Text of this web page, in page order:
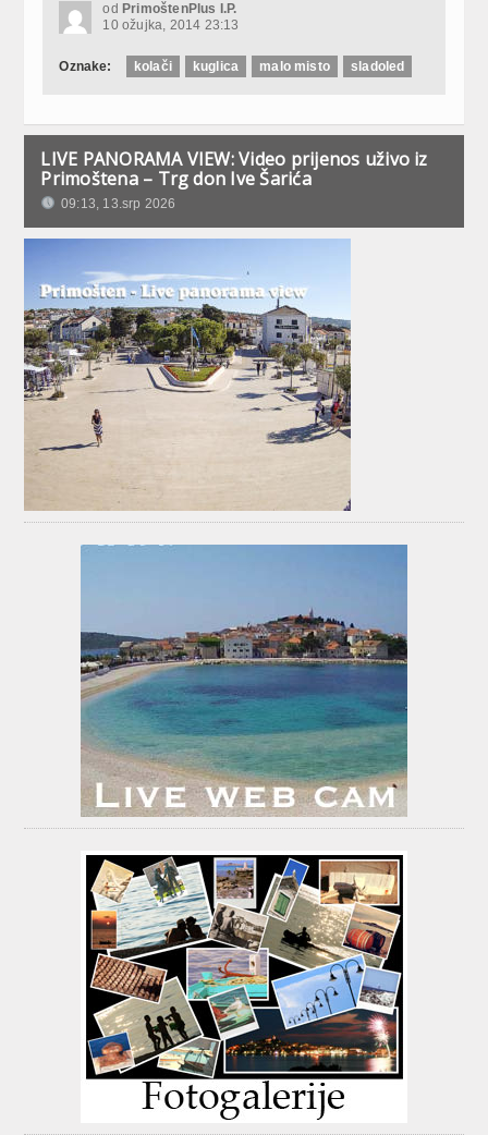
od PrimoštenPlus I.P.
10 ožujka, 2014 23:13
Oznake: kolači kuglica malo misto sladoled
LIVE PANORAMA VIEW: Video prijenos uživo iz
Primoštena – Trg don Ive Šarića
09:13, 13.srp 2026